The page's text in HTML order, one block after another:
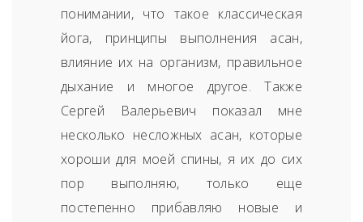
понимании, что такое классическая
йога, принципы выполнения асан,
влияние их на организм, правильное
дыхание и многое другое. Также
Сергей Валерьевич показал мне
несколько несложных асан, которые
хороши для моей спины, я их до сих
пор выполняю, только еще
постепенно прибавляю новые и